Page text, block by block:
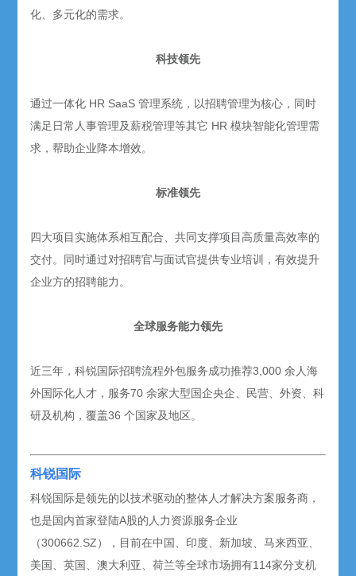
化、多元化的需求。
科技领先
通过一体化 HR SaaS管理系统，以招聘管理为核心，同时
满足日常人事管理及薪税管理等其它 HR模块智能化管理需
求，帮助企业降本增效。
标准领先
四大项目实施体系相互配合、共同支撑项目高质量高效率的
交付。同时通过对招聘官与面试官提供专业培训，有效提升
企业方的招聘能力。
全球服务能力领先
近三年，科锐国际招聘流程外包服务成功推荐3,000余人海
外国际化人才， 服务70余家大型国企央企、民营、外资、科
研及机构，覆盖36个国家及地区。
科锐国际
科锐国际是领先的以技术驱动的整体人才解决方案服务商，
也是国内首家登陆A股的人力资源服务企业
（300662.SZ），目前在中国、印度、新加坡、马来西亚、
美国、英国、澳大利亚、荷兰等全球市场拥有114家分支机